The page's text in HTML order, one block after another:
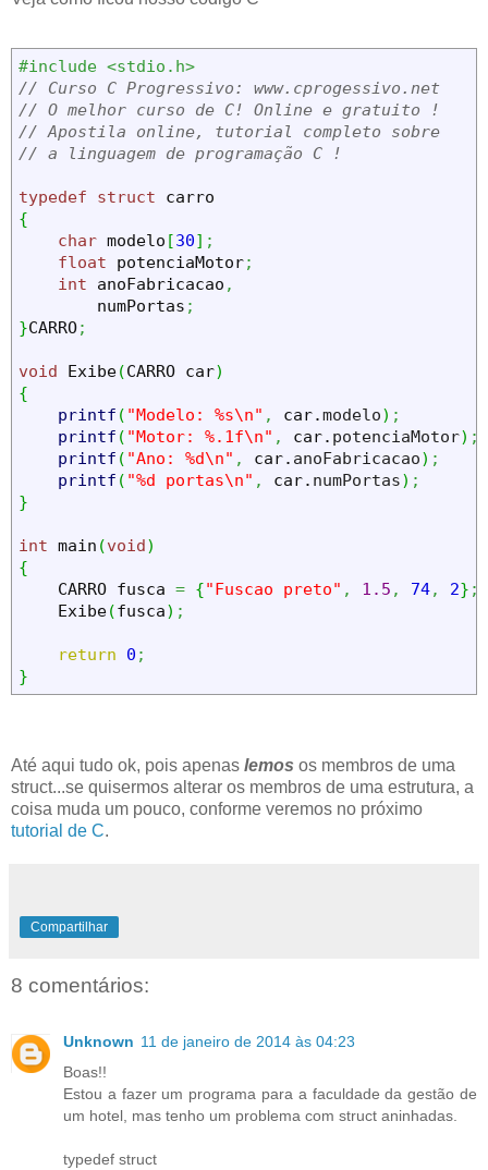
#include <stdio.h>
// Curso C Progressivo: www.cprogessivo.net
// O melhor curso de C! Online e gratuito !
// Apostila online, tutorial completo sobre
// a linguagem de programação C !
typedef struct
{
char modelo [30] ;
float potenciaMotor;
int anoFabricacao ,
        numPortas
;
}CARRO;
void Exibe(CARRO car)
{
printf ( "Modelo: %s\n" , car.modelo) ;
printf ( "Motor: %.1f\n" , car. potenciaMotor) ;
printf ( "Ano: %d\n" , car. anoFabricacao) ;
printf ( "%d portas\n" , car. numPortas) ;
}
int main (void)
{
    CARRO fusca
= {"Fuscao preto" , 1.5 , 74, 2} ;
    Exibe
(fusca) ;
return 0 ;
}
Até aqui tudo ok, pois apenas lemos os membros de uma
struct...se quisermos alterar os membros de uma estrutura, a
coisa muda um pouco, conforme veremos no próximo
tutorial de C.
Compartilhar
8 comentários:
Unknown 11 de janeiro de 2014 às 04:23
Boas!!
Estou a fazer um programa para a faculdade da gestão de
um hotel, mas tenho um problema com struct aninhadas.
typedef struct